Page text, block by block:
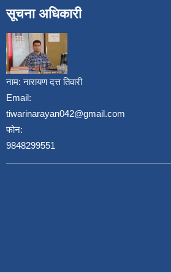
सूचना अधिकारी
नाम:नारायण दत्त तिवारी
Email:
tiwarinarayan042@gmail.com
फोन:
9848299551